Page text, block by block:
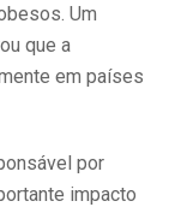
Um
que a
em países
por
impacto